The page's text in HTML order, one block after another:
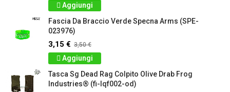
Aggiungi
Fascia Da Braccio Verde Specna Arms (SPE-
023976)
3,15 € 3,50 €
Aggiungi
Tasca Sg Dead Rag Colpito Olive Drab Frog
Industries® (fi-lqf002-od)